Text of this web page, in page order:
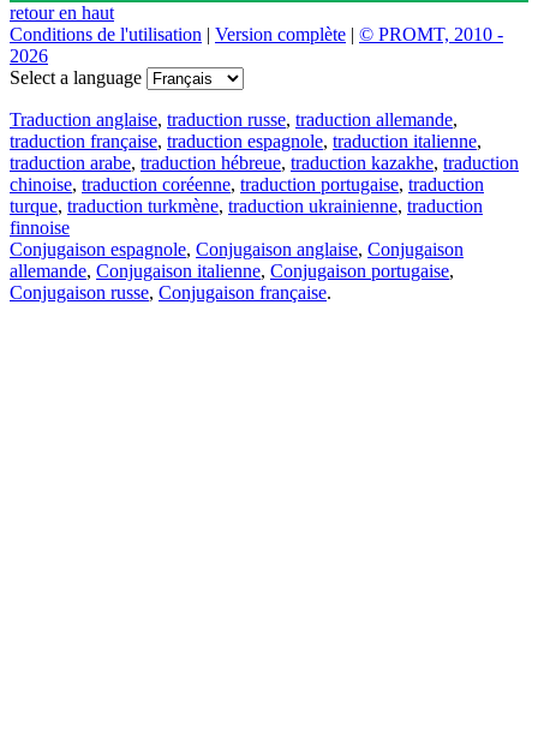
retour en haut
Conditions de l'utilisation | Version complète | © PROMT, 2010 -
2026
Select a language
Traduction anglaise, traduction russe, traduction allemande,
traduction française, traduction espagnole, traduction italienne,
traduction arabe, traduction hébreue, traduction kazakhe, traduction
chinoise, traduction coréenne, traduction portugaise, traduction
turque, traduction turkmène, traduction ukrainienne, traduction
finnoise
Conjugaison espagnole, Conjugaison anglaise, Conjugaison
allemande, Conjugaison italienne, Conjugaison portugaise,
Conjugaison russe, Conjugaison française.